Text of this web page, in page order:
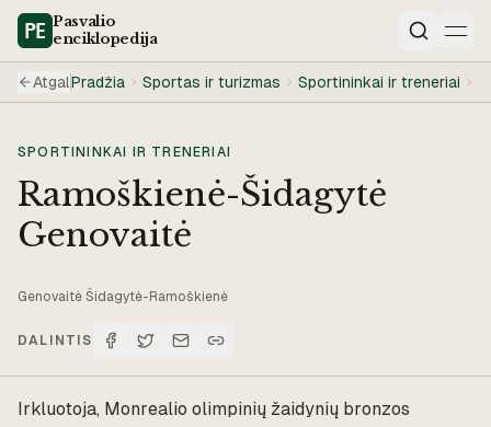
Pasvalio
enciklopedija
Paieška
AtgalPradžia Sportas ir turizmas Sportininkai ir treneriai
SPORTININKAI IR TRENERIAI
Ramoškienė-Šidagytė
Genovaitė
Genovaitė Šidagytė-Ramoškienė
DALINTIS
Irkluotoja, Monrealio olimpinių žaidynių bronzos